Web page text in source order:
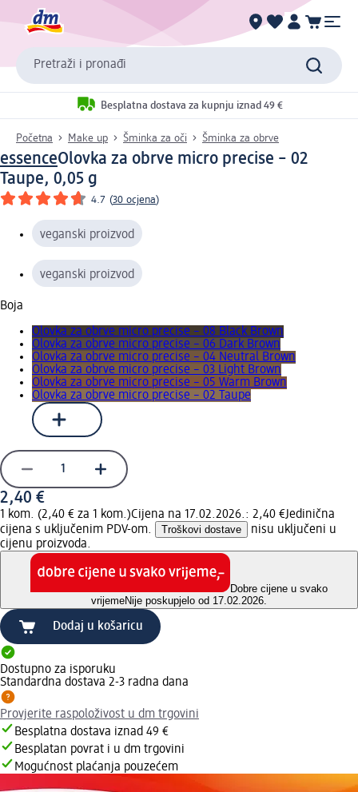
Pretraži i pronađi
Besplatna dostava za kupnju iznad 49 €
Početna Make up Šminka za oči Šminka za obrve
essenceOlovka za obrve micro precise – 02
Taupe, 0,05 g
4.7 (30 ocjena)
veganski proizvod
veganski proizvod
Boja
Olovka za obrve micro precise – 08 Black Brown
Olovka za obrve micro precise – 06 Dark Brown
Olovka za obrve micro precise – 04 Neutral Brown
Olovka za obrve micro precise – 03 Light Brown
Olovka za obrve micro precise – 05 Warm Brown
Olovka za obrve micro precise – 02 Taupe
2,40 €
1 kom. (2,40 € za 1 kom.)Cijena na 17.02.2026.: 2,40 €Jedinična
cijena s uključenim PDV-om.
Troškovi dostave
nisu uključeni u
cijenu proizvoda.
Dobre cijene u svako
vrijemeNije poskupjelo od 17.02.2026.
Dodaj u košaricu
Dostupno za isporuku
Standardna dostava 2-3 radna dana
Provjerite raspoloživost u dm trgovini
Besplatna dostava iznad 49 €
Besplatan povrat i u dm trgovini
Mogućnost plaćanja pouzećem